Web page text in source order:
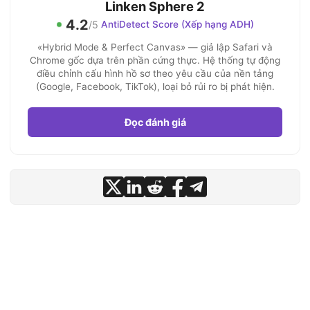
Linken Sphere 2
4.2/5 AntiDetect Score (Xếp hạng ADH)
«Hybrid Mode & Perfect Canvas» — giả lập Safari và
Chrome gốc dựa trên phần cứng thực. Hệ thống tự động
điều chỉnh cấu hình hồ sơ theo yêu cầu của nền tảng
(Google, Facebook, TikTok), loại bỏ rủi ro bị phát hiện.
Đọc đánh giá